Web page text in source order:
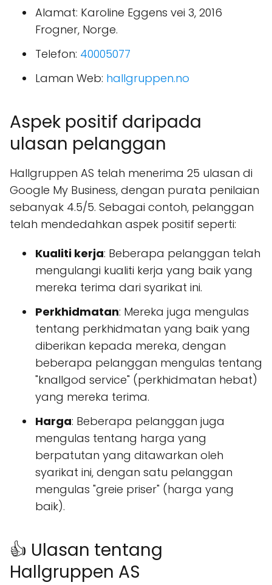
Alamat: Karoline Eggens vei 3, 2016
Frogner, Norge.
Telefon: 40005077
Laman Web: hallgruppen.no
Aspek positif daripada
ulasan pelanggan
Hallgruppen AS telah menerima 25 ulasan di
Google My Business, dengan purata penilaian
sebanyak 4.5/5. Sebagai contoh, pelanggan
telah mendedahkan aspek positif seperti:
Kualiti kerja: Beberapa pelanggan telah
mengulangi kualiti kerja yang baik yang
mereka terima dari syarikat ini.
Perkhidmatan: Mereka juga mengulas
tentang perkhidmatan yang baik yang
diberikan kepada mereka, dengan
beberapa pelanggan mengulas tentang
"knallgod service" (perkhidmatan hebat)
yang mereka terima.
Harga: Beberapa pelanggan juga
mengulas tentang harga yang
berpatutan yang ditawarkan oleh
syarikat ini, dengan satu pelanggan
mengulas "greie priser" (harga yang
baik).
👍 Ulasan tentang
Hallgruppen AS